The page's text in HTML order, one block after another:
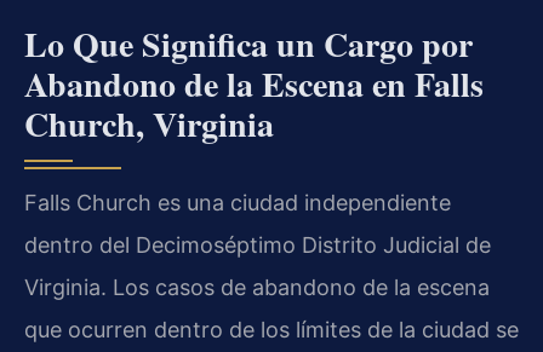
Lo Que Significa un Cargo por
Abandono de la Escena en Falls
Church, Virginia
Falls Church es una ciudad independiente
dentro del Decimoséptimo Distrito Judicial de
Virginia. Los casos de abandono de la escena
que ocurren dentro de los límites de la ciudad se